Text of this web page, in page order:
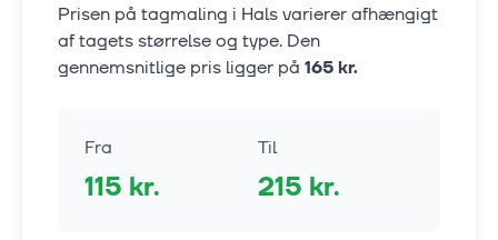
Prisen på tagmaling i Halsvarierer afhængigt
af tagets størrelse og type. Den
gennemsnitlige pris ligger på 165kr.
Fra
115 kr.
Til
215 kr.